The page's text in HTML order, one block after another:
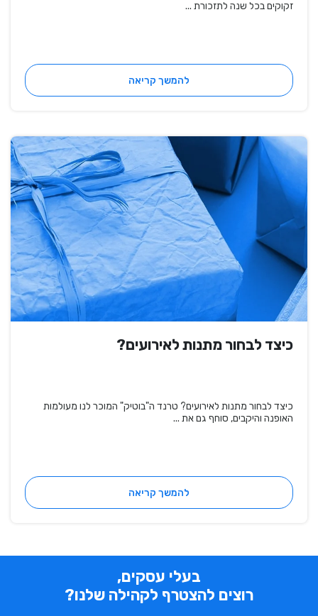
זקוקים בכל שנה לתזכורת ...
להמשך קריאה
כיצד לבחור מתנות לאירועים?
כיצד לבחור מתנות לאירועים? טרנד ה"בוטיק" המוכר לנו מעולמות
האופנה והיקבים, סוחף גם את ...
להמשך קריאה
בעלי עסקים,
רוצים להצטרף לקהילה שלנו?